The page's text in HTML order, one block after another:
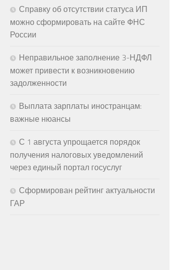
Справку об отсутствии статуса ИП
можно сформировать на сайте ФНС
России
Неправильное заполнение 3-НДФЛ
может привести к возникновению
задолженности
Выплата зарплаты иностранцам:
важные нюансы
С 1 августа упрощается порядок
получения налоговых уведомлений
через единый портал госуслуг
Сформирован рейтинг актуальности
ГАР